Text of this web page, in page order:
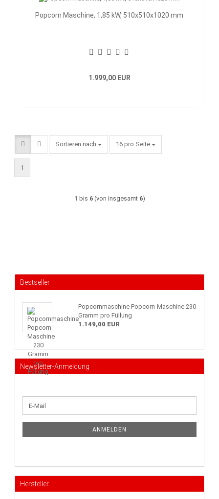
Popcorn Maschine, 1,85 kW, 510x510x1020 mm
1.999,00 EUR
Sortieren nach
Sortieren nach 16 pro Seite
pro Seite
1
1 bis 6(von insgesamt 6)
Bestseller
Popcornmaschine Popcorn-Maschine 230
Gramm pro Füllung
1.149,00 EUR
Newsletter-Anmeldung
ZUR
E-
Mail
ANMELDEN
Hersteller